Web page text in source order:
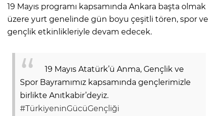
19 Mayıs programı kapsamında Ankara başta olmak
üzere yurt genelinde gün boyu çeşitli tören, spor ve
gençlik etkinlikleriyle devam edecek.
19 Mayıs Atatürk’ü Anma, Gençlik ve
Spor Bayramımız kapsamında gençlerimizle
birlikte Anıtkabir’deyiz.
#TürkiyeninGücüGençliği